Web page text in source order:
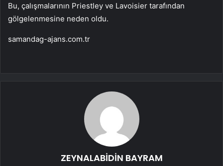
Bu, çalışmalarının Priestley ve Lavoisier tarafından
gölgelenmesine neden oldu.
samandag-ajans.com.tr
ZEYNALABİDİN BAYRAM